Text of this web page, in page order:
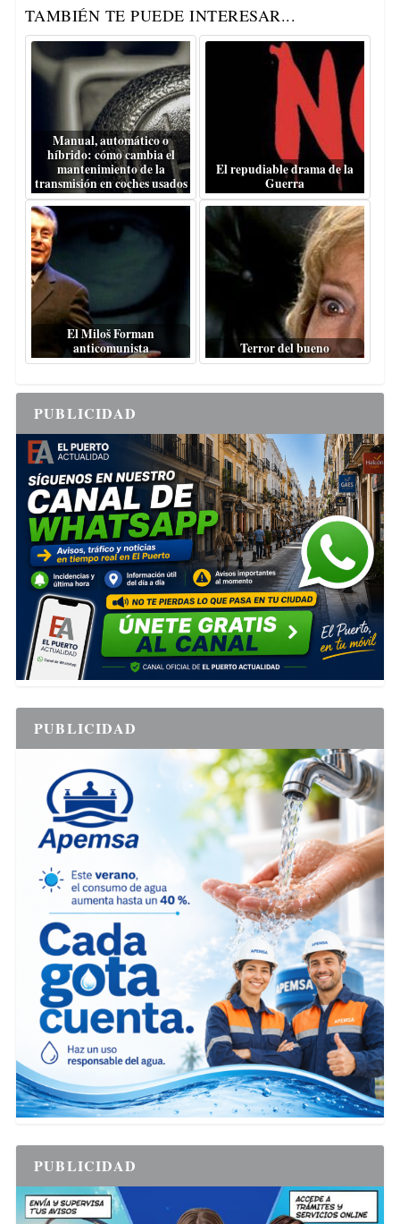
TAMBIÉN TE PUEDE INTERESAR...
Manual, automático o
híbrido: cómo cambia el
mantenimiento de la
transmisión en coches usados
El repudiable drama de la
Guerra
El Miloš Forman
anticomunista
Terror del bueno
PUBLICIDAD
PUBLICIDAD
PUBLICIDAD